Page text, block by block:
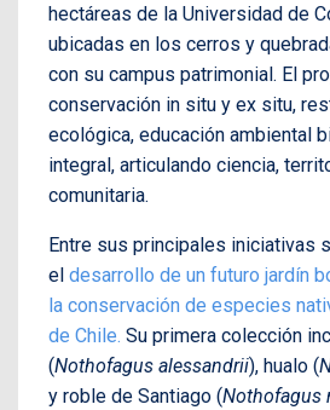
hectáreas de la Universidad de
ubicadas en los cerros y
con su campus patrimonial. El
conservación in situ y ex situ,
ecológica, educación ambiental
integral, articulando ciencia,
comunitaria.
Entre sus principales iniciativas
el desarrollo de un futuro jardín
la conservación de especies
de Chile. Su primera colección
(Nothofagus alessandrii), hualo (
y roble de Santiago (Nothofagus